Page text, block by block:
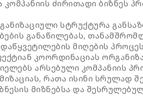
ძირითადი ბიზნეს
სტრუქტურა
განაწილებას,
მიღების
კოორდინაციას
არსებული კომპანიის
რათა ისინი სრულად
მიზნებსა და